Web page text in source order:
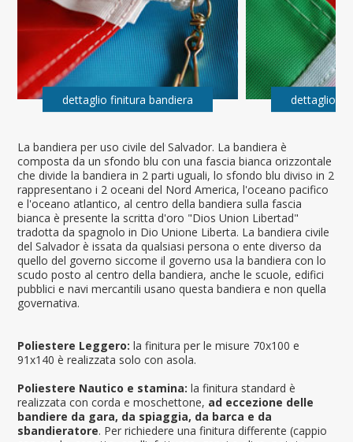
La bandiera per uso civile del Salvador. La bandiera è
composta da un sfondo blu con una fascia bianca orizzontale
che divide la bandiera in 2 parti uguali, lo sfondo blu diviso in 2
rappresentano i 2 oceani del Nord America, l'oceano pacifico
e l'oceano atlantico, al centro della bandiera sulla fascia
bianca è presente la scritta d'oro "Dios Union Libertad"
tradotta da spagnolo in Dio Unione Liberta. La bandiera civile
del Salvador è issata da qualsiasi persona o ente diverso da
quello del governo siccome il governo usa la bandiera con lo
scudo posto al centro della bandiera, anche le scuole, edifici
pubblici e navi mercantili usano questa bandiera e non quella
governativa.
Poliestere Leggero: la finitura per le misure 70x100 e
91x140 è realizzata solo con asola.
Poliestere Nautico e stamina: la finitura standard è
realizzata con corda e moschettone, ad eccezione delle
bandiere da gara, da spiaggia, da barca e da
sbandieratore. Per richiedere una finitura differente (cappio
dettaglio finitura bandiera dettaglio